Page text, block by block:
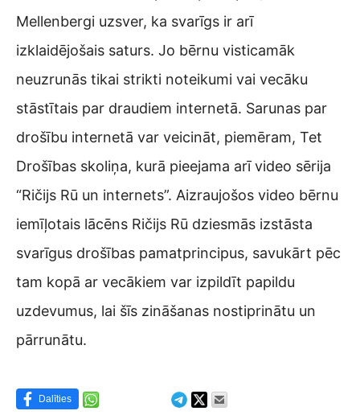
Mellenbergi uzsver, ka svarīgs ir arī
izklaidējošais saturs. Jo bērnu visticamāk
neuzrunās tikai strikti noteikumi vai vecāku
stāstītais par draudiem internetā. Sarunas par
drošību internetā var veicināt, piemēram, Tet
Drošības skoliņa, kurā pieejama arī video sērija
“Ričijs Rū un internets”. Aizraujošos video bērnu
iemīļotais lācēns Ričijs Rū dziesmās izstāsta
svarīgus drošības pamatprincipus, savukārt pēc
tam kopā ar vecākiem var izpildīt papildu
uzdevumus, lai šīs zināšanas nostiprinātu un
pārrunātu.
Dalīties